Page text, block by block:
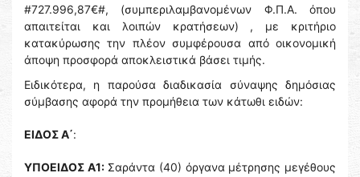
#727.996,87€#, (συμπεριλαμβανομένων Φ.Π.Α. όπου
απαιτείται και λοιπών κρατήσεων) , με κριτήριο
κατακύρωσης την πλέον συμφέρουσα από οικονομική
άποψη προσφορά αποκλειστικά βάσει τιμής.
Ειδικότερα, η παρούσα διαδικασία σύναψης δημόσιας
σύμβασης αφορά την προμήθεια των κάτωθι ειδών:
ΕΙΔΟΣ Α΄:
ΥΠΟΕΙΔΟΣ Α1:Σαράντα (40) όργανα μέτρησης μεγέθους